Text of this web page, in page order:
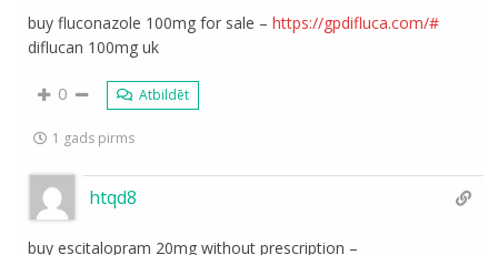
buy fluconazole 100mg for sale –https://gpdifluca.com/#
diflucan 100mg uk
0 Atbildēt
1 gads pirms
htqd8
buy escitalopram 20mg without prescription –